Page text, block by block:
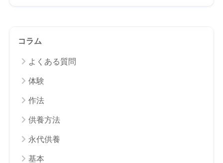
コラム
よくある質問
体験
作法
供養方法
永代供養
基本